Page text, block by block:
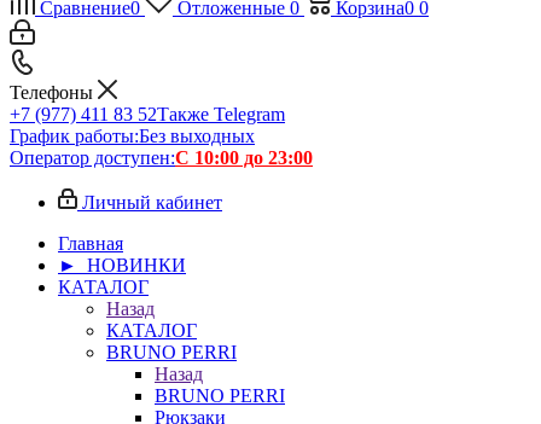
Сравнение0 Отложенные 0 Корзина0 0
Телефоны
+7 (977) 411 83 52Также Telegram
График работы:Без выходных
Оператор доступен:С 10:00 до 23:00
Личный кабинет
Главная
► НОВИНКИ
КАТАЛОГ
Назад
КАТАЛОГ
BRUNO PERRI
Назад
BRUNO PERRI
Рюкзаки